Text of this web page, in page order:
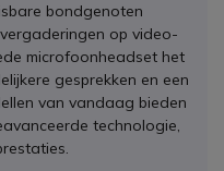
bondgenoten
op video-
microfoonheadset het
gesprekken en een
van vandaag bieden
technologie,